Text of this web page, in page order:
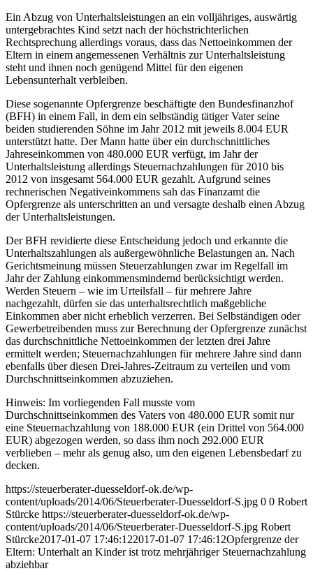
Ein Abzug von Unterhaltsleistungen an ein volljähriges, auswärtig
untergebrachtes Kind setzt nach der höchstrichterlichen
Rechtsprechung allerdings voraus, dass das Nettoeinkommen der
Eltern in einem angemessenen Verhältnis zur Unterhaltsleistung
steht und ihnen noch genügend Mittel für den eigenen
Lebensunterhalt verbleiben.
Diese sogenannte Opfergrenze beschäftigte den Bundesfinanzhof
(BFH) in einem Fall, in dem ein selbständig tätiger Vater seine
beiden studierenden Söhne im Jahr 2012 mit jeweils 8.004 EUR
unterstützt hatte. Der Mann hatte über ein durchschnittliches
Jahreseinkommen von 480.000 EUR verfügt, im Jahr der
Unterhaltsleistung allerdings Steuernachzahlungen für 2010 bis
2012 von insgesamt 564.000 EUR gezahlt. Aufgrund seines
rechnerischen Negativeinkommens sah das Finanzamt die
Opfergrenze als unterschritten an und versagte deshalb einen Abzug
der Unterhaltsleistungen.
Der BFH revidierte diese Entscheidung jedoch und erkannte die
Unterhaltszahlungen als außergewöhnliche Belastungen an. Nach
Gerichtsmeinung müssen Steuerzahlungen zwar im Regelfall im
Jahr der Zahlung einkommensmindernd berücksichtigt werden.
Werden Steuern – wie im Urteilsfall – für mehrere Jahre
nachgezahlt, dürfen sie das unterhaltsrechtlich maßgebliche
Einkommen aber nicht erheblich verzerren. Bei Selbständigen oder
Gewerbetreibenden muss zur Berechnung der Opfergrenze zunächst
das durchschnittliche Nettoeinkommen der letzten drei Jahre
ermittelt werden; Steuernachzahlungen für mehrere Jahre sind dann
ebenfalls über diesen Drei-Jahres-Zeitraum zu verteilen und vom
Durchschnittseinkommen abzuziehen.
Hinweis: Im vorliegenden Fall musste vom
Durchschnittseinkommen des Vaters von 480.000 EUR somit nur
eine Steuernachzahlung von 188.000 EUR (ein Drittel von 564.000
EUR) abgezogen werden, so dass ihm noch 292.000 EUR
verblieben – mehr als genug also, um den eigenen Lebensbedarf zu
decken.
https://steuerberater-duesseldorf-ok.de/wp-
content/uploads/2014/06/Steuerberater-Duesseldorf-S.jpg 0 0 Robert
Stürcke https://steuerberater-duesseldorf-ok.de/wp-
content/uploads/2014/06/Steuerberater-Duesseldorf-S.jpg Robert
Stürcke2017-01-07 17:46:122017-01-07 17:46:12Opfergrenze der
Eltern: Unterhalt an Kinder ist trotz mehrjähriger Steuernachzahlung
abziehbar